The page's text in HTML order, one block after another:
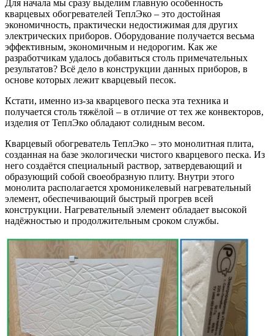
Для начала мы сразу выделим главную особенность
кварцевых обогревателей ТеплЭко – это достойная
экономичность, практически недостижимая для других
электрических приборов. Оборудование получается весьма
эффективным, экономичным и недорогим. Как же
разработчикам удалось добавиться столь примечательных
результатов? Всё дело в конструкции данных приборов, в
основе которых лежит кварцевый песок.
Кстати, именно из-за кварцевого песка эта техника и
получается столь тяжёлой – в отличие от тех же конвекторов,
изделия от ТеплЭко обладают солидным весом.
Кварцевый обогреватель ТеплЭко – это монолитная плита,
созданная на базе экологически чистого кварцевого песка. Из
него создаётся специальный раствор, затвердевающий и
образующий собой своеобразную плиту. Внутри этого
монолита располагается хромоникелевый нагревательный
элемент, обеспечивающий быстрый прогрев всей
конструкции. Нагревательный элемент обладает высокой
надёжностью и продолжительным сроком службы.